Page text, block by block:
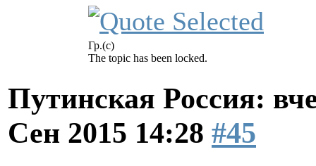
Гр.(с)
The topic has been locked.
Путинская Россия:
Сен 2015 14:28 #45